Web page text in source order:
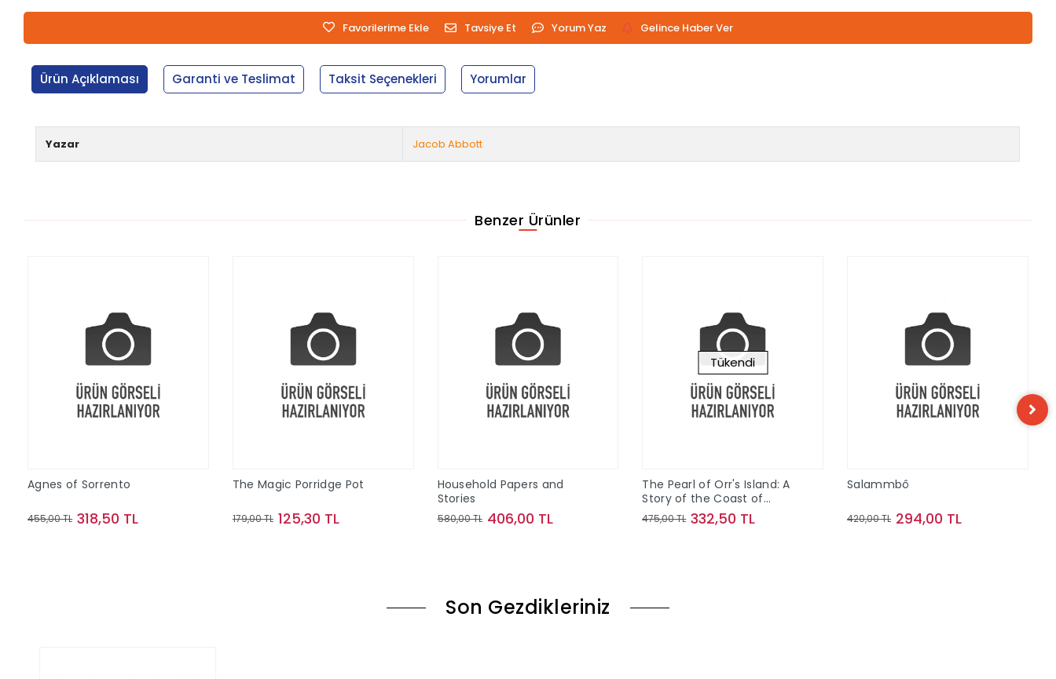
Favorilerime Ekle Tavsiye Et Yorum Yaz Gelince Haber Ver
Ürün Açıklaması Garanti ve Teslimat Taksit Seçenekleri Yorumlar
Yazar Jacob Abbott
Benzer Ürünler
Agnes of Sorrento
455,00 TL 318,50 TL
The Magic Porridge Pot
179,00 TL 125,30 TL
Household Papers and
Stories
580,00 TL 406,00 TL
Tükendi
The Pearl of Orr's Island: A
Story of the Coast of
Maine
475,00 TL 332,50 TL
Salammbô
420,00 TL 294,00 TL
Son Gezdikleriniz